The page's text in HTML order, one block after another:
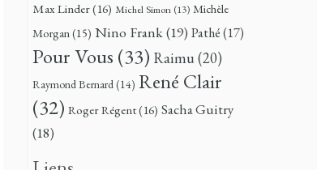
Max Linder(16) Michel Simon (13) Michèle
Morgan(15) Nino Frank(19) Pathé(17)
Pour Vous (33) Raimu(20)
Raymond Bernard(14) René Clair
(32) Roger Régent(16) Sacha Guitry
(18)